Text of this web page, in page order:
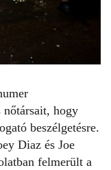
nőtársait, hogy
beszélgetésre.
Diaz és Joe
felmerült a